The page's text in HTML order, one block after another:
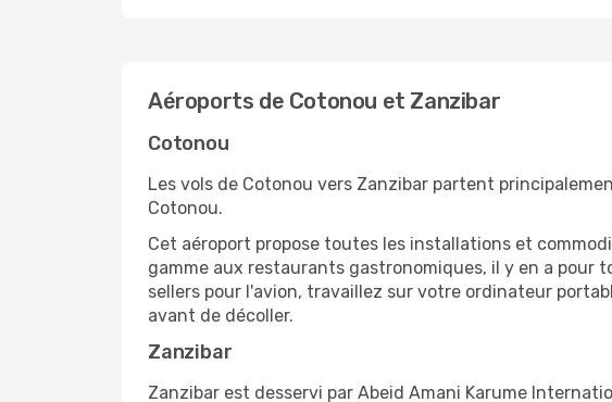
Aéroports de Cotonou et Zanzibar
Cotonou
Les vols de Cotonou vers Zanzibar partent
Cotonou.
Cet aéroport propose toutes les installations et
gamme aux restaurants gastronomiques, il y en a pour
sellers pour l'avion, travaillez sur votre ordinateur
avant de décoller.
Zanzibar
Zanzibar est desservi par Abeid Amani Karume